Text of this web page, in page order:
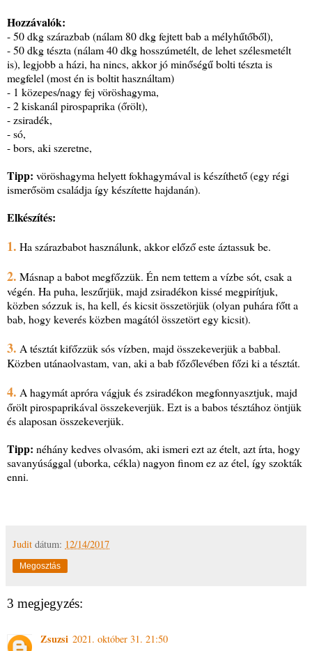
Hozzávalók:
- 50 dkg szárazbab (nálam 80 dkg fejtett bab a mélyhűtőből),
- 50 dkg tészta (nálam 40 dkg hosszúmetélt, de lehet szélesmetélt
is), legjobb a házi, ha nincs, akkor jó minőségű bolti tészta is
megfelel (most én is boltit használtam)
- 1 közepes/nagy fej vöröshagyma,
- 2 kiskanál pirospaprika (őrölt),
- zsiradék,
- só,
- bors, aki szeretne,
Tipp: vöröshagyma helyett fokhagymával is készíthető (egy régi
ismerősöm családja így készítette hajdanán).
Elkészítés:
1. Ha szárazbabot használunk, akkor előző este áztassuk be.
2. Másnap a babot megfőzzük. Én nem tettem a vízbe sót, csak a
végén. Ha puha, leszűrjük, majd zsiradékon kissé megpirítjuk,
közben sózzuk is, ha kell, és kicsit összetörjük (olyan puhára főtt a
bab, hogy keverés közben magától összetört egy kicsit).
3. A tésztát kifőzzük sós vízben, majd összekeverjük a babbal.
Közben utánaolvastam, van, aki a bab főzőlevében főzi ki a tésztát.
4. A hagymát apróra vágjuk és zsiradékon megfonnyasztjuk, majd
őrölt pirospaprikával összekeverjük. Ezt is a babos tésztához öntjük
és alaposan összekeverjük.
Tipp: néhány kedves olvasóm, aki ismeri ezt az ételt, azt írta, hogy
savanyúsággal (uborka, cékla) nagyon finom ez az étel, így szokták
enni.
Judit dátum: 12/14/2017
Megosztás
3 megjegyzés:
Zsuzsi 2021. október 31. 21:50